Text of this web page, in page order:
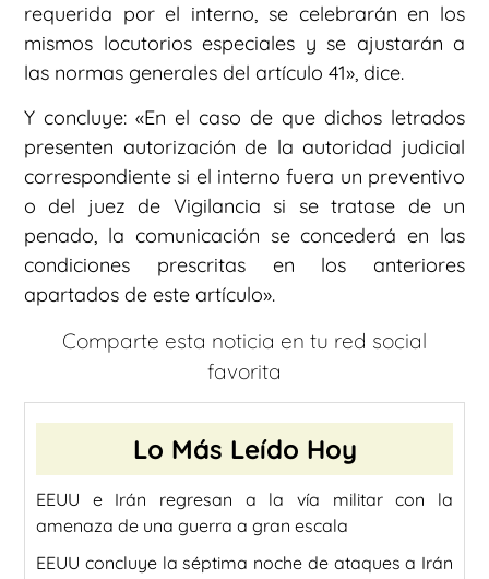
requerida por el interno, se celebrarán en los
mismos locutorios especiales y se ajustarán a
las normas generales del artículo 41», dice.
Y concluye: «En el caso de que dichos letrados
presenten autorización de la autoridad judicial
correspondiente si el interno fuera un preventivo
o del juez de Vigilancia si se tratase de un
penado, la comunicación se concederá en las
condiciones prescritas en los anteriores
apartados de este artículo».
Comparte esta noticia en tu red social
favorita
Lo Más Leído Hoy
EEUU e Irán regresan a la vía militar con la
amenaza de una guerra a gran escala
EEUU concluye la séptima noche de ataques a Irán